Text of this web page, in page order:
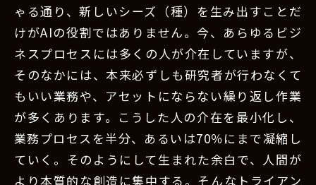
ゃる通り、新しいシーズ（種）を生み出すことだ
けがAIの役割ではありません。今、あらゆるビジ
ネスプロセスには多くの人が介在していますが、
そのなかには、本来必ずしも研究者が行わなくて
もいい業務や、アセットにならない繰り返し作業
が多くあります。こうした人の介在を最小化し、
業務プロセスを半分、あるいは70％にまで凝縮し
ていく。そのようにして生まれた余白で、人間が
より本質的な創造に集中する。そんなトライアン